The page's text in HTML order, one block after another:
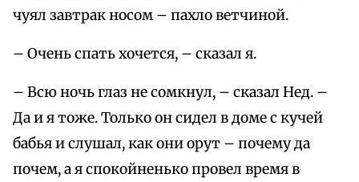
чуял завтрак носом – пахло ветчиной.
– Очень спать хочется, – сказал я.
– Всю ночь глаз не сомкнул, – сказал Нед. –
Да и я тоже. Только он сидел в доме с кучей
бабья и слушал, как они орут – почему да
почем, а я спокойненько провел время в